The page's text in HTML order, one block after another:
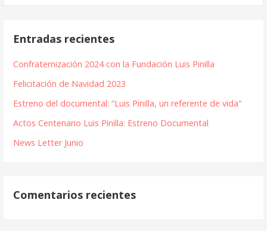
Entradas recientes
Confraternización 2024 con la Fundación Luis Pinilla
Felicitación de Navidad 2023
Estreno del documental: “Luis Pinilla, un referente de vida“
Actos Centenario Luis Pinilla: Estreno Documental
News Letter Junio
Comentarios recientes